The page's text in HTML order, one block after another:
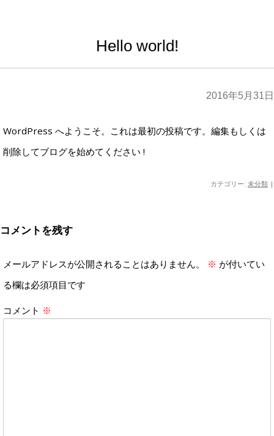
Hello world!
2016年5月31日
WordPress へようこそ。これは最初の投稿です。編集もしくは
削除してブログを始めてください !
カテゴリー: 未分類 |
コメントを残す
メールアドレスが公開されることはありません。 ※ が付いてい
る欄は必須項目です
コメント ※